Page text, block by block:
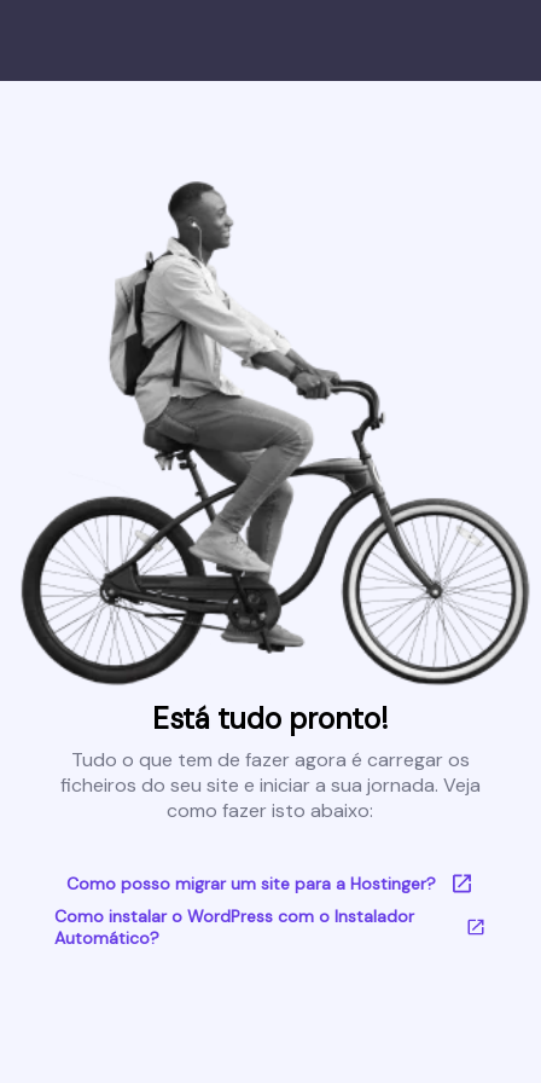
Está tudo pronto!
Tudo o que tem de fazer agora é carregar os
ficheiros do seu site e iniciar a sua jornada. Veja
como fazer isto abaixo:
Como posso migrar um site para a Hostinger?
Como instalar o WordPress com o Instalador
Automático?